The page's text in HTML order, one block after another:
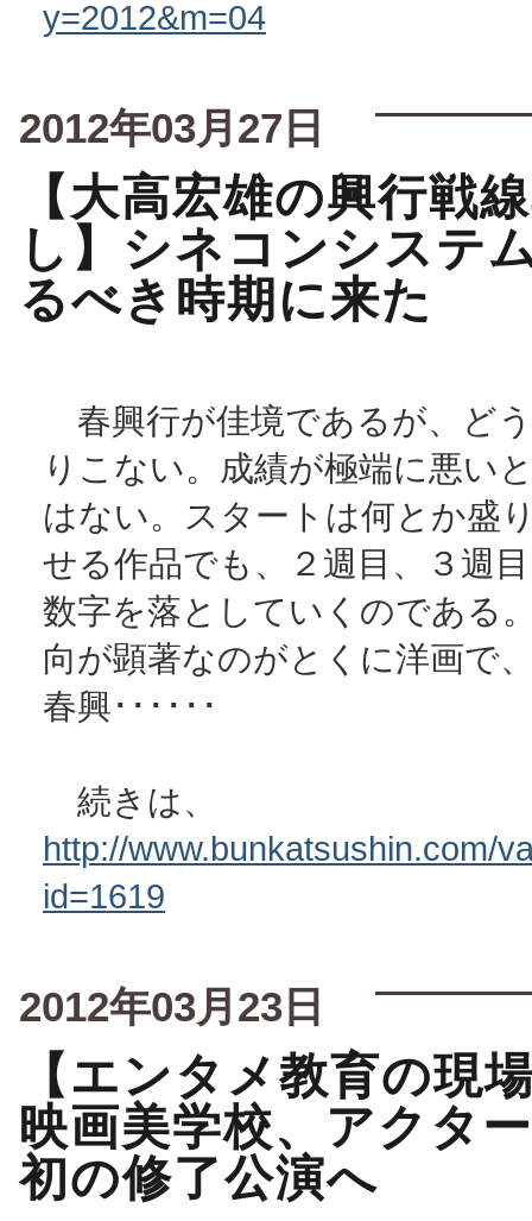
y=2012&m=04
2012年03月27日
【大高宏雄の興行戦
し】シネコンシステ
るべき時期に来た
春興行が佳境であるが、ど
りこない。成績が極端に悪い
はない。スタートは何とか盛
せる作品でも、２週目、３週
数字を落としていくのである
向が顕著なのがとくに洋画で
春興･･････
続きは、
http://www.bunkatsushin.com/
id=1619
2012年03月23日
【エンタメ教育の現
映画美学校、アクタ
初の修了公演へ